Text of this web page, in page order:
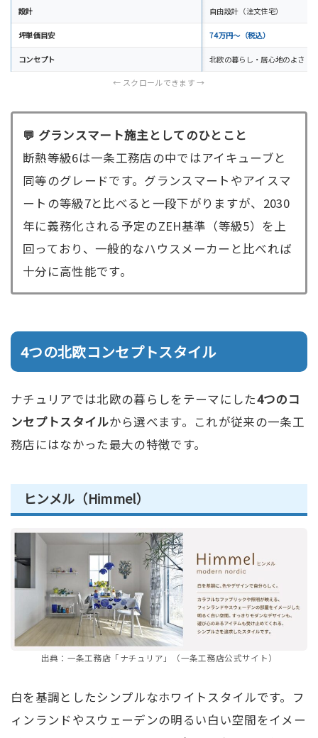
設計 自由設計（注文住宅）
坪単価目安 74万円〜（税込）
コンセプト 北欧の暮らし・居心地のよさ
💬 グランスマート施主としてのひとこと
断熱等級6は一条工務店の中ではアイキューブと
同等のグレードです。グランスマートやアイスマ
ートの等級7と比べると一段下がりますが、2030
年に義務化される予定のZEH基準（等級5）を上
回っており、一般的なハウスメーカーと比べれば
十分に高性能です。
4つの北欧コンセプトスタイル
ナチュリアでは北欧の暮らしをテーマにした4つのコ
ンセプトスタイルから選べます。これが従来の一条工
務店にはなかった最大の特徴です。
ヒンメル（Himmel）
出典：一条工務店「ナチュリア」（一条工務店公式サイト）
白を基調としたシンプルなホワイトスタイルです。フ
ィンランドやスウェーデンの明るい白い空間をイメー